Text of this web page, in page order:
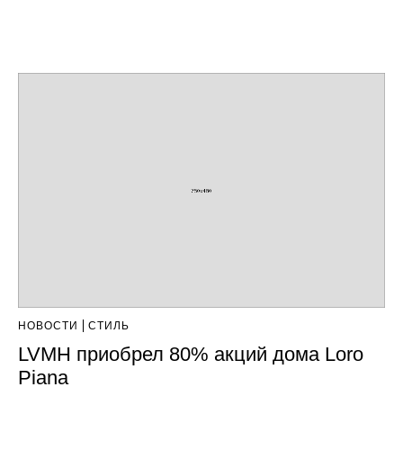
НОВОСТИ СТИЛЬ
LVMH приобрел 80% акций дома Loro
Piana